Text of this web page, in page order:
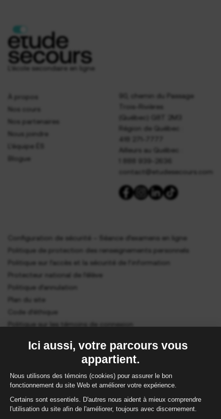
L’école secondaire en ligne
Nos partenaires
Nous joindre
L’équipe ÉS
Blogue
90, chemin du Passage
Trois-Rivières
(Québec) G8T 2M3
Région de Québec :
Ailleurs au Québec :
contact@etudesecours.com
Configuration de sécurité – Séance d’examens en ligne
Politique de protection des renseignements personnels
Politique sur l’accès et la sécurité de l’information
Protecteur national de l’élève
Politique d’annulation
Plan du site
Code d’éthique
Politique sur les témoins de connexion
ÉtudeSecours (ÉS) est un organisme accrédité et reconnu par le
ministère de l’Éducation du Québec (MEQ – permis 656500). Chez
ÉtudeSecours, la langue d’enseignement est le français. Au terme d’un
secondaires (DES). L’obtention d’un diplôme ou de toute autre attestation
est assujettie à une épreuve imposée par le Ministre, en application avec